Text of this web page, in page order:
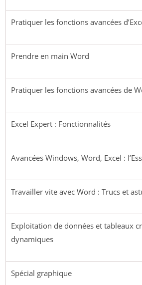
Pratiquer les fonctions avancées
Prendre en main Word
Pratiquer les fonctions avancées de
Excel Expert : Fonctionnalités
Avancées Windows, Word, Excel :
Travailler vite avec Word : Trucs et
Exploitation de données et tableaux
dynamiques
Spécial graphique